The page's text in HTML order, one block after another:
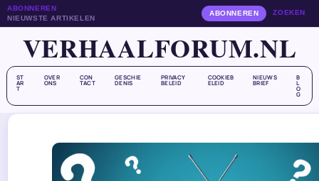
ABONNEREN
NIEUWSTE ARTIKELEN
ABONNEREN ZOEKEN
VERHAALFORUM.NL
ST
AR
T
OVER
ONS
CON
TACT
GESCHIE
DENIS
PRIVACY
BELEID
COOKIEB
ELEID
NIEUWS
BRIEF
B
L
O
G